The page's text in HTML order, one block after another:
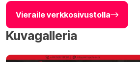
Vieraile verkkosivustolla
Kuvagalleria